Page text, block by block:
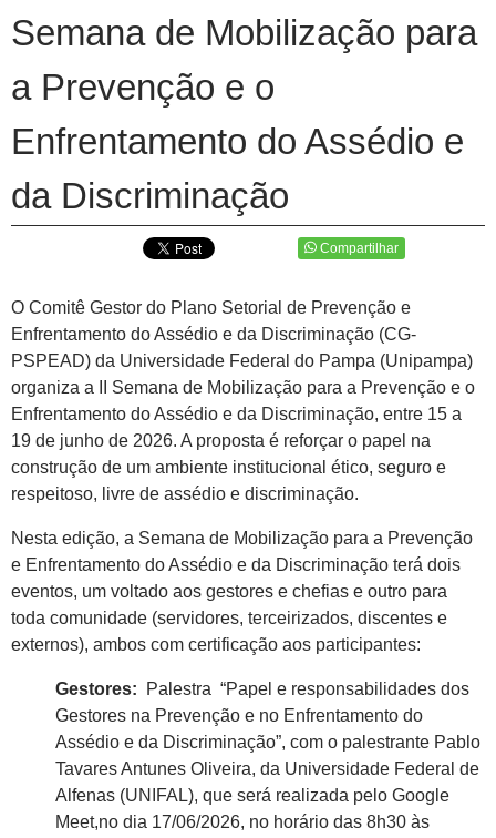
Semana de Mobilização para
a Prevenção e o
Enfrentamento do Assédio e
da Discriminação
Compartilhar
O Comitê Gestor do Plano Setorial de Prevenção e
Enfrentamento do Assédio e da Discriminação (CG-
PSPEAD) da Universidade Federal do Pampa (Unipampa)
organiza a II Semana de Mobilização para a Prevenção e o
Enfrentamento do Assédio e da Discriminação, entre 15 a
19 de junho de 2026. A proposta é reforçar o papel na
construção de um ambiente institucional ético, seguro e
respeitoso, livre de assédio e discriminação.
Nesta edição, a Semana de Mobilização para a Prevenção
e Enfrentamento do Assédio e da Discriminação terá dois
eventos, um voltado aos gestores e chefias e outro para
toda comunidade (servidores, terceirizados, discentes e
externos), ambos com certificação aos participantes:
Gestores: Palestra “Papel e responsabilidades dos
Gestores na Prevenção e no Enfrentamento do
Assédio e da Discriminação”, com o palestrante Pablo
Tavares Antunes Oliveira, da Universidade Federal de
Alfenas (UNIFAL), que será realizada pelo Google
Meet,no dia 17/06/2026, no horário das 8h30 às